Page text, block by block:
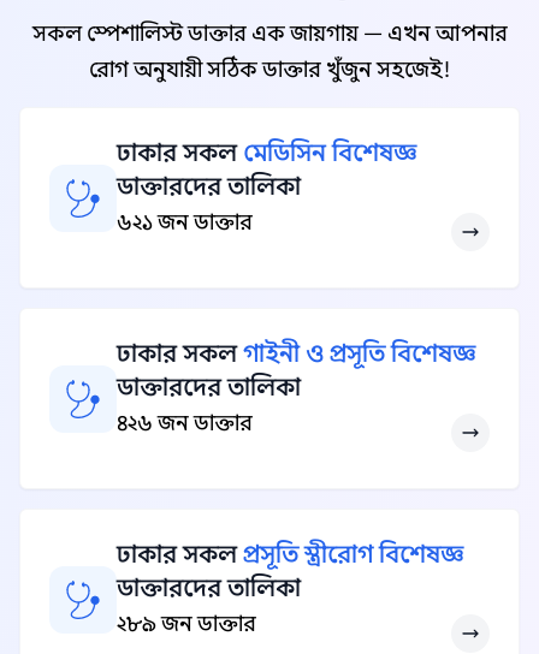
সকল স্পেশালিস্ট ডাক্তার এক জায়গায় — এখন আপনার
রোগ অনুযায়ী সঠিক ডাক্তার খুঁজুন সহজেই!
ঢাকার সকল মেডিসিন বিশেষজ্ঞ
ডাক্তারদের তালিকা
৬২১ জন ডাক্তার
ঢাকার সকলগাইনী ও প্রসূতি বিশেষজ্ঞ
ডাক্তারদের তালিকা
৪২৬ জন ডাক্তার
ঢাকার সকলপ্রসূতি স্ত্রীরোগ বিশেষজ্ঞ
ডাক্তারদের তালিকা
২৮৯ জন ডাক্তার